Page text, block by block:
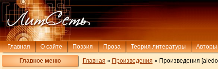
Главная О сайте Поэзия Проза Теория литературы Авторы
Главное меню
Главная » Произведения » Произведения